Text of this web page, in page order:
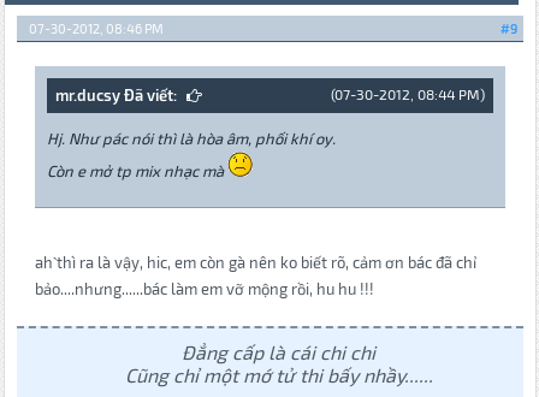
#9
07-30-2012, 08:46 PM
(07-30-2012, 08:44 PM)
mr.ducsy Đã viết:
Hj. Như pác nói thì là hòa âm, phối khí oy.
Còn e mở tp mix nhạc mà
ah` thì ra là vậy, hic, em còn gà nên ko biết rõ, cảm ơn bác đã chỉ
bảo....nhưng......bác làm em vỡ mộng rồi, hu hu !!!
Đẳng cấp là cái chi chi
Cũng chỉ một mớ tử thi bấy nhầy......